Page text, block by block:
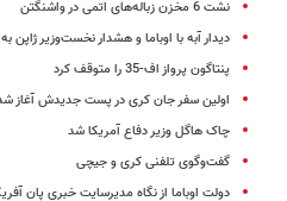
نشت 6 مخزن زباله‌های اتمی در واشنگتن
دیدار آبه با اوباما و هشدار نخست‌وزیر ژاپن
پنتاگون پرواز اف-35 را متوقف کرد
اولین سفر جان کری در پست جدیدش آغاز
چاک هاگل وزیر دفاع آمریکا شد
گفت‌و‌گوی تلفنی کری و جیچی
دولت اوباما از نگاه مدیرسایت خبری پان